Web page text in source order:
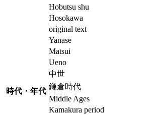
Hobutsu shu
Hosokawa
original text
Yanase
Matsui
Ueno
時代・年代
中世
鎌倉時代
Middle Ages
Kamakura period